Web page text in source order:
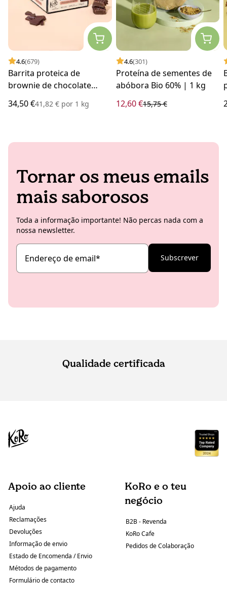
4.6(679)
Barrita proteica de
brownie de chocolate
34,50 €41,82 € por 1 kg
4.6(301)
Proteína de sementes de
abóbora Bio 60% | 1 kg
12,60 €15,75 €
Tornar os meus emails
mais saborosos
Toda a informação importante! Não percas nada com a
nossa newsletter.
Endereço de email* Subscrever
Qualidade certificada
Apoio ao cliente
Ajuda
Reclamações
Devoluções
Informação de envio
Estado de Encomenda / Envio
Métodos de pagamento
Formulário de contacto
KoRo e o teu
negócio
B2B - Revenda
KoRo Cafe
Pedidos de Colaboração